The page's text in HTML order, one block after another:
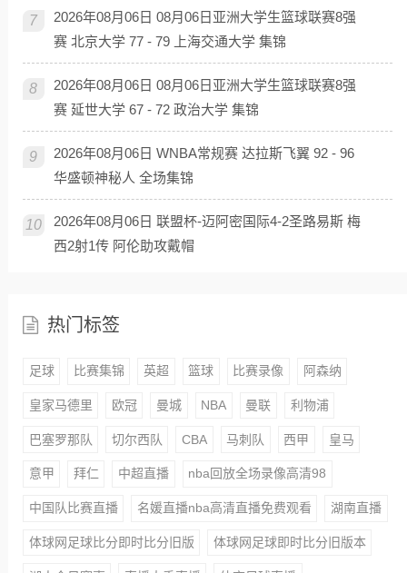
7
2026年08月06日 08月06日亚洲大学生篮球联赛8强
赛 北京大学 77 - 79 上海交通大学 集锦
8
2026年08月06日 08月06日亚洲大学生篮球联赛8强
赛 延世大学 67 - 72 政治大学 集锦
9
2026年08月06日 WNBA常规赛 达拉斯飞翼 92 - 96
华盛顿神秘人 全场集锦
10
2026年08月06日 联盟杯-迈阿密国际4-2圣路易斯 梅
西2射1传 阿伦助攻戴帽
热门标签
足球 比赛集锦 英超 篮球 比赛录像 阿森纳
皇家马德里 欧冠 曼城 NBA 曼联 利物浦
巴塞罗那队 切尔西队 CBA 马刺队 西甲 皇马
意甲 拜仁 中超直播 nba回放全场录像高清98
中国队比赛直播 名媛直播nba高清直播免费观看 湖南直播
体球网足球比分即时比分旧版 体球网足球即时比分旧版本